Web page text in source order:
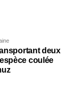
deux
coulée